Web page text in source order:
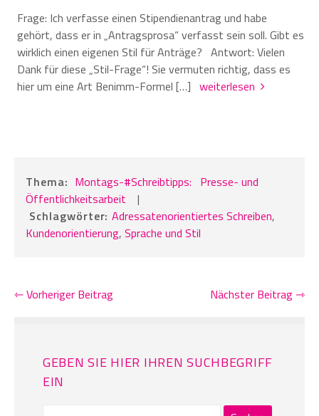
Frage: Ich verfasse einen Stipendienantrag und habe
gehört, dass er in „Antragsprosa“ verfasst sein soll. Gibt es
wirklich einen eigenen Stil für Anträge? Antwort: Vielen
Dank für diese „Stil-Frage“! Sie vermuten richtig, dass es
hier um eine Art Benimm-Formel […] weiterlesen
Thema: Montags-#Schreibtipps: Presse- und
Öffentlichkeitsarbeit
|
Schlagwörter:Adressatenorientiertes Schreiben,
Kundenorientierung, Sprache und Stil
⇽ Vorheriger Beitrag Nächster Beitrag ⇾
GEBEN SIE HIER IHREN SUCHBEGRIFF
EIN